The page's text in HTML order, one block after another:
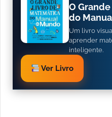
O
do
Um livro
aprender
inteligente.
Ver Livro